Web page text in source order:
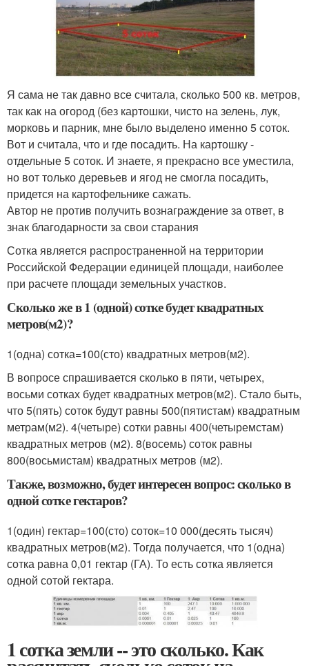
Я сама не так давно все считала, сколько 500 кв. метров,
так как на огород (без картошки, чисто на зелень, лук,
морковь и парник, мне было выделено именно 5 соток.
Вот и считала, что и где посадить. На картошку -
отдельные 5 соток. И знаете, я прекрасно все уместила,
но вот только деревьев и ягод не смогла посадить,
придется на картофельнике сажать.
Автор не против получить вознаграждение за ответ, в
знак благодарности за свои старания
Сотка является распространенной на территории
Российской Федерации единицей площади, наиболее
при расчете площади земельных участков.
Сколько же в 1 (одной) сотке будет квадратных
метров(м2)?
1(одна) сотка=100(сто) квадратных метров(м2).
В вопросе спрашивается сколько в пяти, четырех,
восьми сотках будет квадратных метров(м2). Стало быть,
что 5(пять) соток будут равны 500(пятистам) квадратным
метрам(м2). 4(четыре) сотки равны 400(четыремстам)
квадратных метров (м2). 8(восемь) соток равны
800(восьмистам) квадратных метров (м2).
Также, возможно, будет интересен вопрос: сколько в
одной сотке гектаров?
1(один) гектар=100(сто) соток=10 000(десять тысяч)
квадратных метров(м2). Тогда получается, что 1(одна)
сотка равна 0,01 гектар (ГА). То есть сотка является
одной сотой гектара.
1 сотка земли -- это сколько. Как